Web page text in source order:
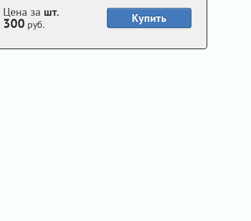
Купить
Цена за шт.
300 руб.